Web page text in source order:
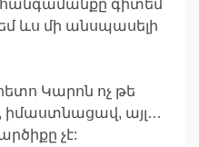
հանգամանքը գիտեմ
ևս մի անսպասելի
Կարոն ոչ թե
իմաստնացավ, այլ…
չէ: